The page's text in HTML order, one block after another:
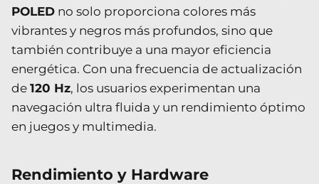
POLED no solo proporciona colores más
vibrantes y negros más profundos, sino que
también contribuye a una mayor eficiencia
energética. Con una frecuencia de actualización
de 120 Hz, los usuarios experimentan una
navegación ultra fluida y un rendimiento óptimo
en juegos y multimedia.
Rendimiento y Hardware